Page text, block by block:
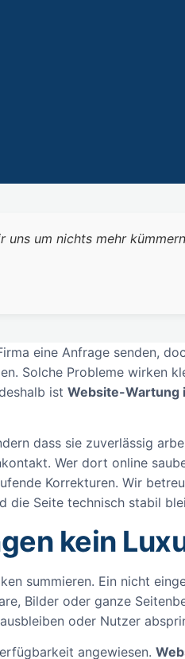
uns um nichts mehr
eine Anfrage senden,
Solche Probleme wirken
ist Website-Wartung
dass sie zuverlässig
Wer dort online
Korrekturen. Wir
die Seite technisch stabil
kein
summieren. Ein nicht
Bilder oder ganze
oder Nutzer
angewiesen.